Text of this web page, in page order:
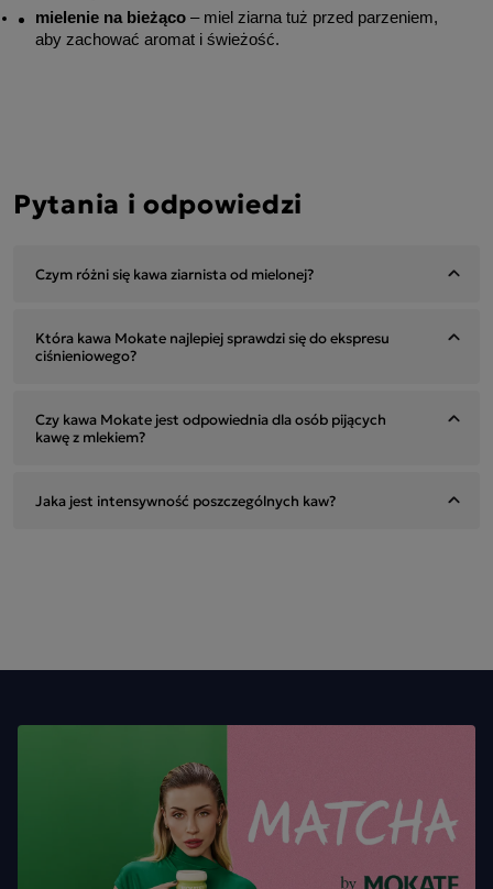
mielenie na bieżąco – miel ziarna tuż przed parzeniem,
aby zachować aromat i świeżość.
Pytania i odpowiedzi
Czym różni się kawa ziarnista od mielonej?
Która kawa Mokate najlepiej sprawdzi się do ekspresu
ciśnieniowego?
Czy kawa Mokate jest odpowiednia dla osób pijących
kawę z mlekiem?
Jaka jest intensywność poszczególnych kaw?